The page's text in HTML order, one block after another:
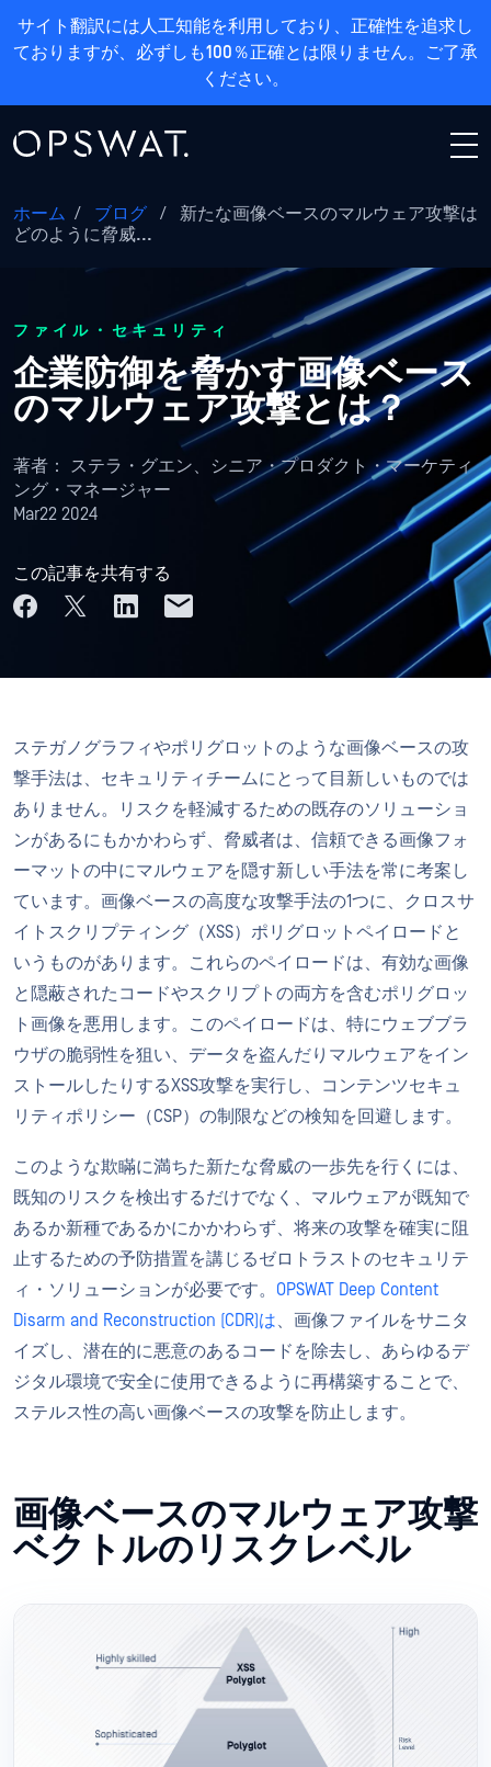
サイト翻訳には人工知能を利用しており、正確性を追求し
ておりますが、必ずしも100％正確とは限りません。ご了承
ください。
ホーム / ブログ /
新たな画像ベースのマルウェア攻撃は
どのように脅威...
ファイル・セキュリティ
企業防御を脅かす画像ベース
のマルウェア攻撃とは？
著者： ステラ・グエン、シニア・プロダクト・マーケティ
ング・マネージャー
Mar22 2024
この記事を共有する
ステガノグラフィやポリグロットのような画像ベースの攻
撃手法は、セキュリティチームにとって目新しいものでは
ありません。リスクを軽減するための既存のソリューショ
ンがあるにもかかわらず、脅威者は、信頼できる画像フォ
ーマットの中にマルウェアを隠す新しい手法を常に考案し
ています。画像ベースの高度な攻撃手法の1つに、クロスサ
イトスクリプティング（XSS）ポリグロットペイロードと
いうものがあります。これらのペイロードは、有効な画像
と隠蔽されたコードやスクリプトの両方を含むポリグロッ
ト画像を悪用します。このペイロードは、特にウェブブラ
ウザの脆弱性を狙い、データを盗んだりマルウェアをイン
ストールしたりするXSS攻撃を実行し、コンテンツセキュ
リティポリシー（CSP）の制限などの検知を回避します。
このような欺瞞に満ちた新たな脅威の一歩先を行くには、
既知のリスクを検出するだけでなく、マルウェアが既知で
あるか新種であるかにかかわらず、将来の攻撃を確実に阻
止するための予防措置を講じるゼロトラストのセキュリテ
ィ・ソリューションが必要です。 OPSWAT Deep Content
Disarm and Reconstruction (CDR)は、画像ファイルをサニタ
イズし、潜在的に悪意のあるコードを除去し、あらゆるデ
ジタル環境で安全に使用できるように再構築することで、
ステルス性の高い画像ベースの攻撃を防止します。
画像ベースのマルウェア攻撃
ベクトルのリスクレベル